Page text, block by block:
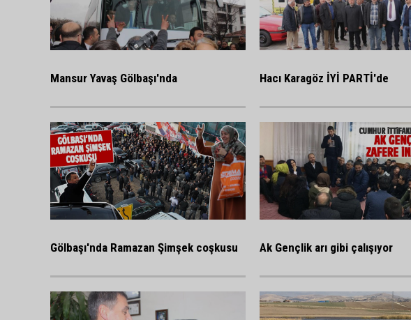
Mansur Yavaş Gölbaşı'nda Hacı Karagöz İYİ PARTİ'de
Gölbaşı'nda Ramazan Şimşek coşkusu Ak Gençlik arı gibi çalışıyor